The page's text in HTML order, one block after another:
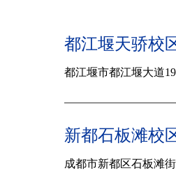
都江堰天骄校
都江堰市都江堰大道
新都石板滩校
成都市新都区石板滩